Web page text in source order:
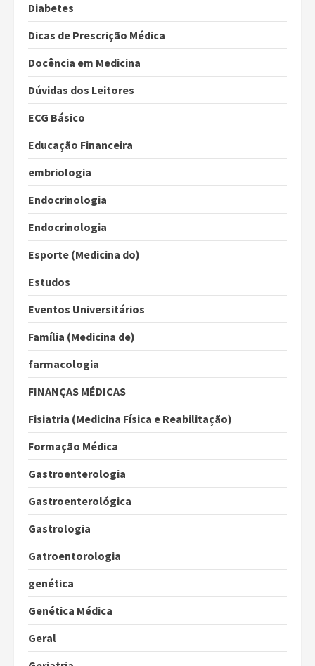
Diabetes
Dicas de Prescrição Médica
Docência em Medicina
Dúvidas dos Leitores
ECG Básico
Educação Financeira
embriologia
Endocrinologia
Endocrinologia
Esporte (Medicina do)
Estudos
Eventos Universitários
Família (Medicina de)
farmacologia
FINANÇAS MÉDICAS
Fisiatria (Medicina Física e Reabilitação)
Formação Médica
Gastroenterologia
Gastroenterológica
Gastrologia
Gatroentorologia
genética
Genética Médica
Geral